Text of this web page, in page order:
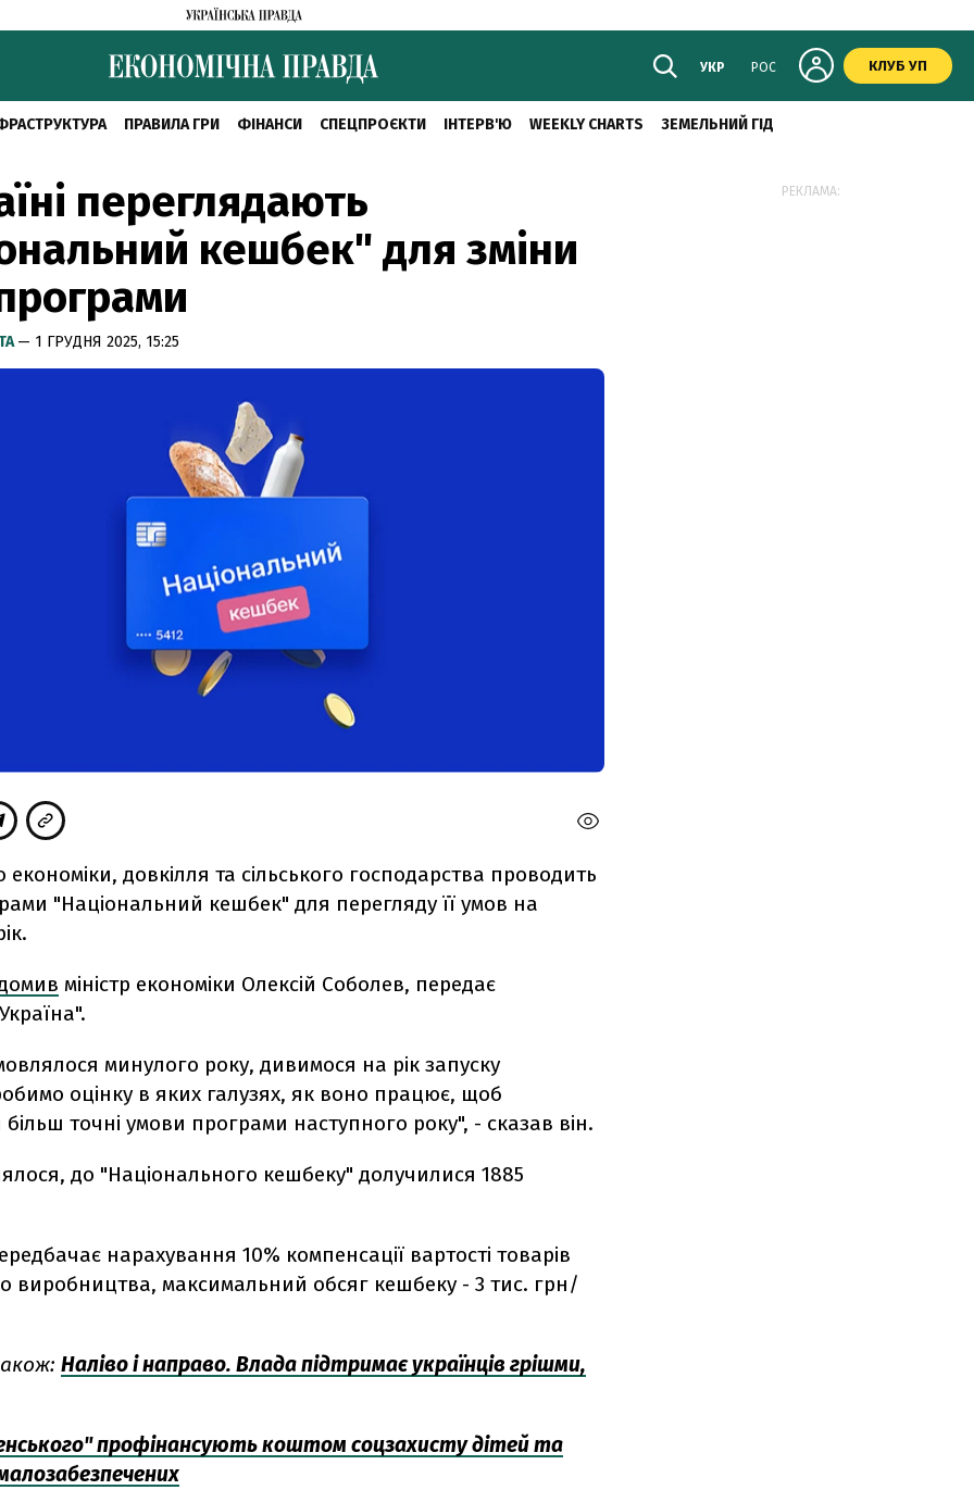
УКР РОС КЛУБ УП
ПРАВИЛА ГРИ ФІНАНСИ СПЕЦПРОЄКТИ ІНТЕРВ'Ю WEEKLY CHARTS ЗЕМЕЛЬНИЙ ГІД
переглядають
кешбек" для зміни
— 1 ГРУДНЯ 2025, 15:25
економіки, довкілля та сільського господарства проводить
"Національний кешбек" для перегляду її умов на
міністр економіки Олексій Соболев, передає
минулого року, дивимося на рік запуску
оцінку в яких галузях, як воно працює, щоб
точні умови програми наступного року", - сказав він.
до "Національного кешбеку" долучилися 1885
нарахування 10% компенсації вартості товарів
виробництва, максимальний обсяг кешбеку - 3 тис. грн/
Наліво і направо. Влада підтримає українців грішми,
профінансують коштом соцзахисту дітей та
РЕКЛАМА: